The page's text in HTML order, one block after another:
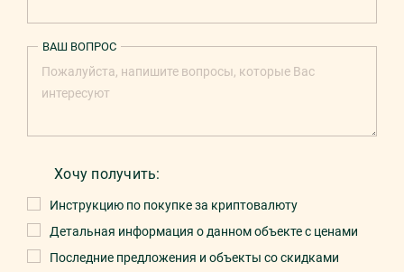
Хочу получить:
Инструкцию по покупке за криптовалюту
Детальная информация о данном объекте с ценами
Последние предложения и объекты со скидками
ВАШ ВОПРОС